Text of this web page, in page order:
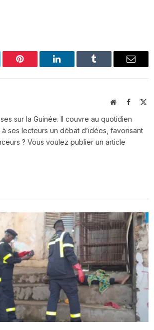
Pinterest LinkedIn Tumblr Email
WebsiteFacebook
X
sur la Guinée. Il couvre au quotidien
ses lecteurs un débat d’idées, favorisant
? Vous voulez publier un article